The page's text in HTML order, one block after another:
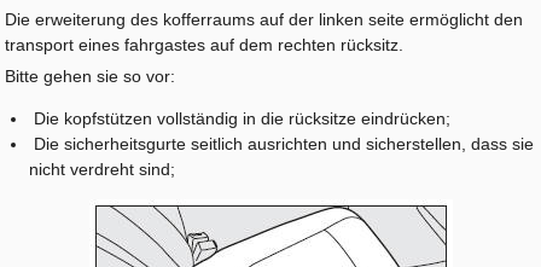
Die erweiterung des kofferraums auf der linken seite ermöglicht den
transport eines fahrgastes auf dem rechten rücksitz.
Bitte gehen sie so vor:
Die kopfstützen vollständig in die rücksitze eindrücken;
Die sicherheitsgurte seitlich ausrichten und sicherstellen, dass sie
nicht verdreht sind;